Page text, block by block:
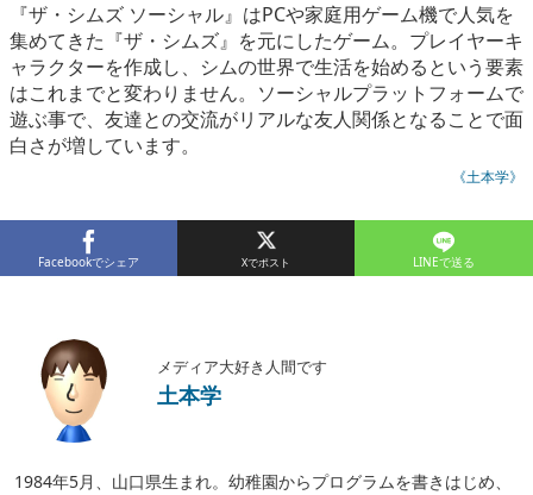
『ザ・シムズ ソーシャル』はPCや家庭用ゲーム機で人気を
集めてきた『ザ・シムズ』を元にしたゲーム。プレイヤーキ
ャラクターを作成し、シムの世界で生活を始めるという要素
はこれまでと変わりません。ソーシャルプラットフォームで
遊ぶ事で、友達との交流がリアルな友人関係となることで面
白さが増しています。
《土本学》
Facebookでシェア LINEで送る
メディア大好き人間です
土本学
1984年5月、山口県生まれ。幼稚園からプログラムを書きはじめ、